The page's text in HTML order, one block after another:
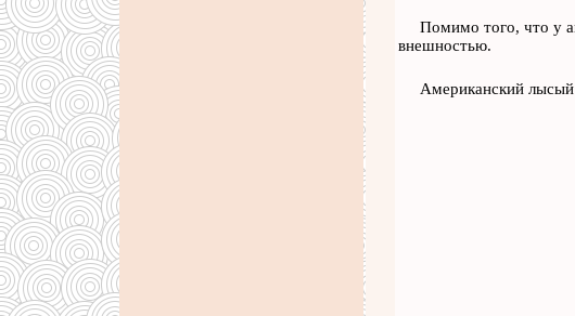
Помимо того, что у
внешностью.
Американский